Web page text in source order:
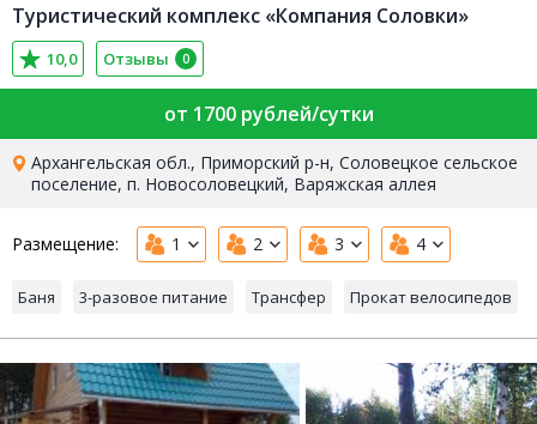
Туристический комплекс «Компания Соловки»
10,0 Отзывы 0
от 1700 рублей/сутки
Архангельская обл., Приморский р-н, Соловецкое сельское
поселение, п. Новосоловецкий, Варяжская аллея
Размещение: 1 2 3 4
Баня 3-разовое питание Трансфер Прокат велосипедов